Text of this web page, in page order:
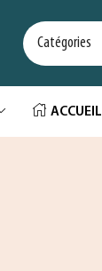
ACCUEIL